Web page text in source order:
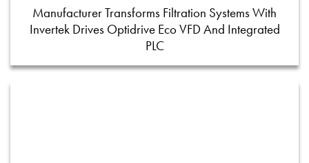
Manufacturer Transforms Filtration Systems With
Invertek Drives Optidrive Eco VFD And Integrated
PLC